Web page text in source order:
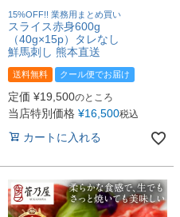
15%OFF!! 業務用まとめ買い
スライス赤身600g
（40g×15p）タレなし
鮮馬刺し 熊本直送
送料無料 クール便でお届け
定価 ¥19,500のところ
当店特別価格 ¥16,500税込
カートに入れる